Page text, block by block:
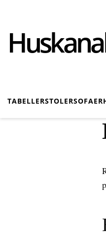
TABELLERSTOLERSOFAER